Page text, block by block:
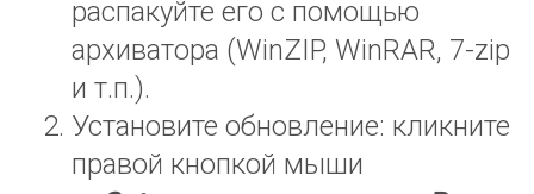
распакуйте его с помощью
архиватора (WinZIP, WinRAR, 7-zip
и т.п.).
Установите обновление: кликните
правой кнопкой мыши